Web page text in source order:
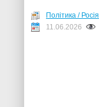
Політика / Росія
11.06.2026